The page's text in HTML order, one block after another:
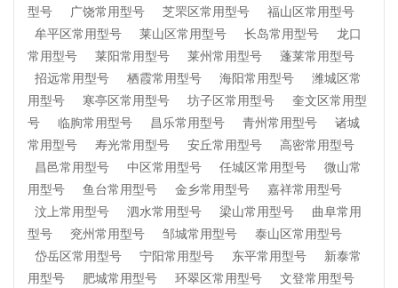
型号
广饶常用型号 芝罘区常用型号
福山区常用型号
牟平区常用型号
莱山区常用型号 长岛常用型号
龙口
常用型号
莱阳常用型号 莱州常用型号
蓬莱常用型号
招远常用型号
栖霞常用型号 海阳常用型号
潍城区常
用型号
寒亭区常用型号 坊子区常用型号
奎文区常用型
号
临朐常用型号 昌乐常用型号 青州常用型号
诸城
常用型号
寿光常用型号 安丘常用型号
高密常用型号
昌邑常用型号
中区常用型号 任城区常用型号
微山常
用型号
鱼台常用型号 金乡常用型号
嘉祥常用型号
汶上常用型号
泗水常用型号 梁山常用型号
曲阜常用
型号
兖州常用型号 邹城常用型号
泰山区常用型号
岱岳区常用型号
宁阳常用型号 东平常用型号
新泰常
用型号
肥城常用型号 环翠区常用型号
文登常用型号